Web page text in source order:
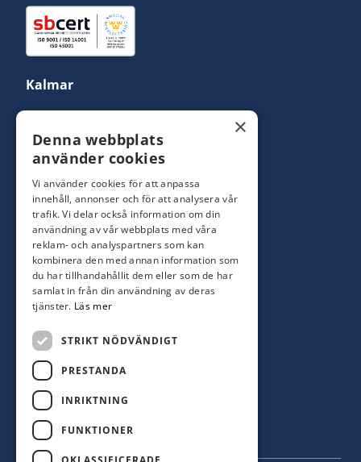
Kalmar
Yrkesbutik: 0480-44 28 08
info@hagblomsfarghandel.nu
Torsåsgatan 9
392 39 Kalmar
Färjestaden
0485-310 71
oland@hagblomsfarghandel.nu
Storgatan 34
386 30 Färjestaden
×
Denna webbplats
använder cookies
Vi använder cookies för att anpassa
innehåll, annonser och för att analysera vår
trafik. Vi delar också information om din
användning av vår webbplats med våra
reklam- och analyspartners som kan
kombinera den med annan information som
du har tillhandahållit dem eller som de har
samlat in från din användning av deras
tjänster. Läs mer
STRIKT NÖDVÄNDIGT
PRESTANDA
INRIKTNING
FUNKTIONER